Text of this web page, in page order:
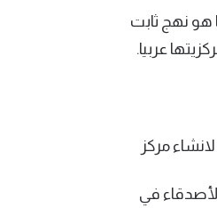
هو نهج ثابت
عربيا.
مركز
في